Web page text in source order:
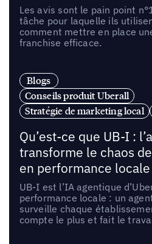
Les avis sont le pain point
tâche pour laquelle ils
comment mettre en place
franchise efficace.
Blogs
Conseils produit Uberall
Stratégie de marketing local
Qu’est-ce que UB-I :
transforme le chaos
en performance locale
UB-I est l’IA agentique
performance locale : un
surveille chaque
compte le plus et fait le